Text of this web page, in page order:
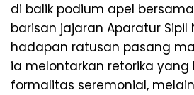
di balik podium apel
barisan jajaran Aparatur Sipil
hadapan ratusan pasang
ia melontarkan retorika yang
formalitas seremonial,